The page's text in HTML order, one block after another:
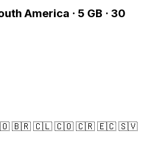
America · 5 GB · 30
🇧🇷 🇨🇱 🇨🇴 🇨🇷 🇪🇨 🇸🇻